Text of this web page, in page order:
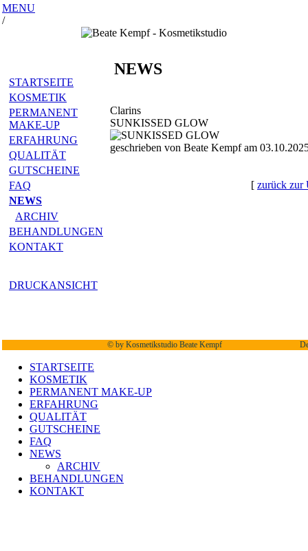
MENU
/
STARTSEITE
KOSMETIK
PERMANENT
MAKE-UP
ERFAHRUNG
QUALITÄT
GUTSCHEINE
FAQ
NEWS
ARCHIV
BEHANDLUNGEN
KONTAKT
DRUCKANSICHT
NEWS
Clarins
SUNKISSED GLOW
geschrieben von Beate Kempf am
[ zurück zur
© by Kosmetikstudio Beate Kempf
STARTSEITE
KOSMETIK
PERMANENT MAKE-UP
ERFAHRUNG
QUALITÄT
GUTSCHEINE
FAQ
NEWS
ARCHIV
BEHANDLUNGEN
KONTAKT